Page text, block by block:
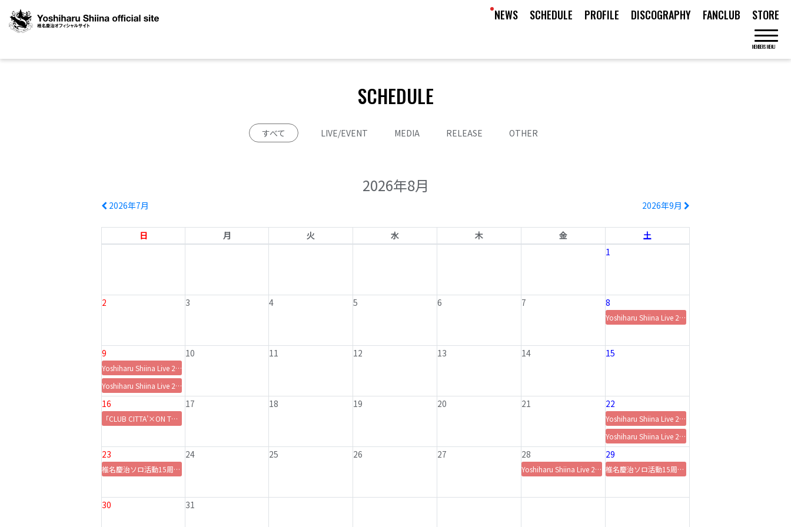
MEMBERS MENU
NEWS SCHEDULE PROFILE DISCOGRAPHY FANCLUB STORE
SCHEDULE
すべて LIVE/EVENT MEDIA RELEASE OTHER
2026年8月
2026年7月 2026年9月
日 月 火 水 木 金
土
1
2 3 4 5 6 7 8
Yoshiharu Shiina Live 2026「BACK 2 BACK 〜antholgy〜 "2010 - 2026"」
9
Yoshiharu Shiina Live 2026「BACK 2 BACK 〜antholgy〜 "2010 - 2026"」
Yoshiharu Shiina Live 2026「BACK 2 BACK 〜antholgy〜 "2010 - 2026"」アフタートーク
10 11 12 13 14 15
16
「CLUB CITTA’×ON THE EDGE」
17 18 19 20 21 22
Yoshiharu Shiina Live 2026「BACK 2 BACK 〜antholgy〜 "2010 - 2026"」
Yoshiharu Shiina Live 2026「BACK 2 BACK 〜antholgy〜 "2010 - 2026"」打ち上げ
23
椎名慶治ソロ活動15周年記念『音楽処』限定イベント
24 25 26 27 28
Yoshiharu Shiina Live 2026「Minus One II ～Plus U～」【generalprobe】
29
椎名慶治ソロ活動15周年記念『新星堂アスナル金山店』イベント
30 31